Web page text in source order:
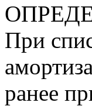
При
ранее